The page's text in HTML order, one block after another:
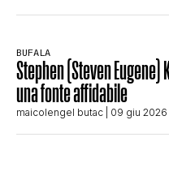
BUFALA
Stephen (Steven Eugene)
una fonte affidabile
maicolengel butac | 09 giu 2026